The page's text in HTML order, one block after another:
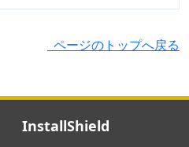
ページのトップへ戻る
InstallShield